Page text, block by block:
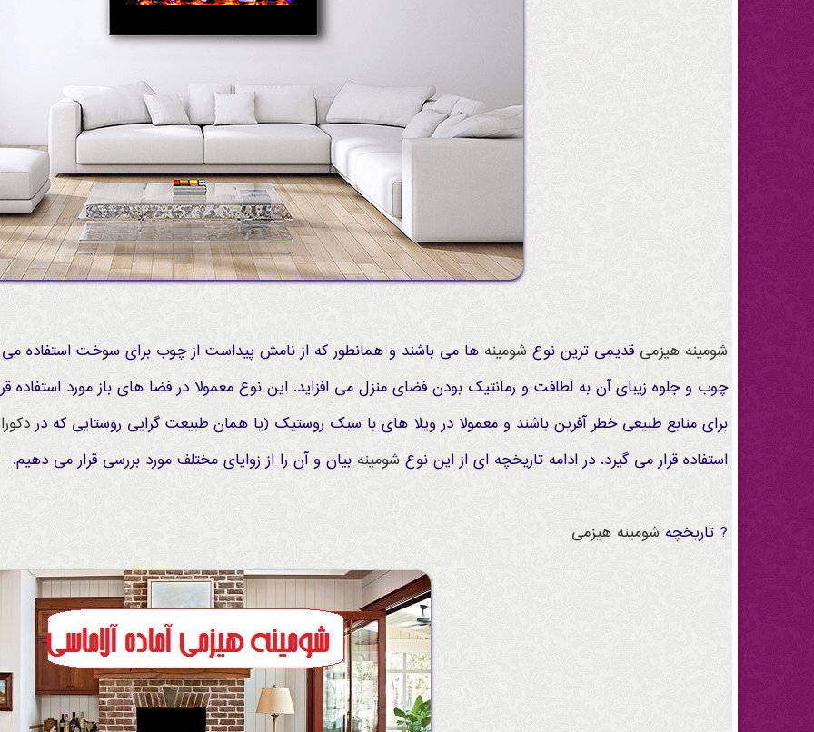
شومینه هیزمی قدیمی ترین نوع شومینه ها می باشند و همانطور که از نامش پیداست از چوب برای سوخت استفاده
چوب و جلوه زیبای آن به لطافت و رمانتیک بودن فضای منزل می افزاید. این نوع معمولا در فضا های باز مورد
برای منابع طبیعی خطر آفرین باشند و معمولا در ویلا های با سبک روستیک (یا همان طبیعت گرایی روستایی که در
استفاده قرار می گیرد. در ادامه تاریخچه ای از این نوع شومینه بیان و آن را از زوایای مختلف مورد بررسی قرار می دهیم.
? تاریخچه شومینه هیزمی